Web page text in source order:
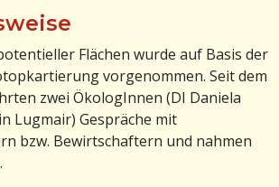
Flächen wurde auf Basis der
vorgenommen. Seit dem
zwei ÖkologInnen (DI Daniela
Lugmair) Gespräche mit
bzw. Bewirtschaftern und nahmen